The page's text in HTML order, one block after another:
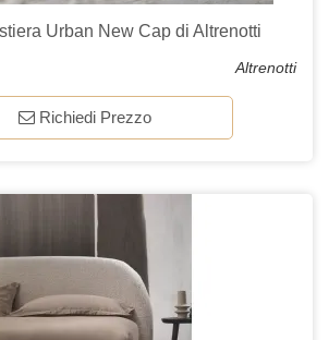
Urban New Cap di Altrenotti
Altrenotti
Richiedi Prezzo